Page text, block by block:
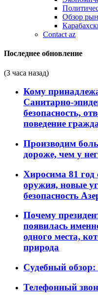
Обзор
Contact az
Последнее обновление
(3 часа назад)
Кому
Санитарно-
безопасность,
поведение
Производим
дороже, чем у
Хиросима 81 год
оружия, новые
безопасность
Почему
появилась
одного места,
природа
Судебный обзор:
Телефонный